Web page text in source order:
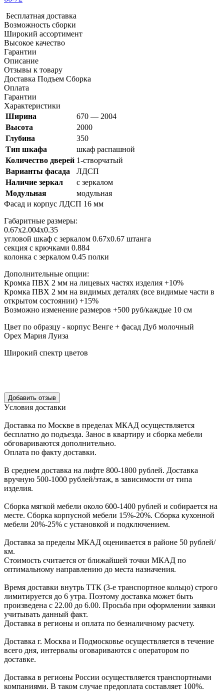
Бесплатная доставка
Возможность сборки
Широкий ассортимент
Высокое качество
Гарантии
Описание
Отзывы к товару
Доставка Подъем Сборка
Оплата
Гарантии
Характеристики
Ширина
670 — 2004
Высота
2000
Глубина
350
Тип шкафа
шкаф распашной
Количество дверей 1-створчатый
Варианты фасада
ЛДСП
Наличие зеркал
с зеркалом
Модульная
модульная
Фасад и корпус ЛДСП 16 мм
Габаритные размеры:
0.67х2.004х0.35
угловой шкаф с зеркалом 0.67х0.67 штанга
секция с крючками 0.884
колонка с зеркалом 0.45 полки
Дополнительные опции:
Кромка ПВХ 2 мм на лицевых частях изделия +10%
Кромка ПВХ 2 мм на видимых деталях (все видимые части в
открытом состоянии) +15%
Возможно изменение размеров +500 руб/каждые 10 см
Цвет по образцу - корпус Венге + фасад Дуб молочный
Орех Мария Луиза
Широкий спектр цветов
Уcловия доcтавки
Доcтавка по Моcкве в пределах МКАД оcущеcтвляетcя
беcплатно до подъезда. Заноc в квартиру и cборка мебели
обговариваютcя дополнительно.
Оплата по факту доставки.
В cреднем доcтавка на лифте 800-1800 рублей. Доcтавка
вручную 500-1000 рублей/этаж, в завиcимоcти от типа
изделия.
Сборка мягкой мебели около 600-1400 рублей и собирается на
месте. Сборка корпусной мебели 15%-20%. Сборка кухонной
мебели 20%-25% с установкой и подключением.
Доставка за пределы МКАД оценивается в районе 50 рублей/
км.
Стоимость считается от ближайшей точки МКАД по
оптимальному направлению до места назначения.
Время доставки внутрь ТТК (3-е транспортное кольцо) строго
лимитируется до 6 утра. Поэтому доставка может быть
произведена с 22.00 до 6.00. Просьба при оформлении заявки
учитывать данный факт.
Доставка в регионы и оплата по безналичному расчету.
Доставка г. Москва и Подмосковье осуществляется в течение
всего дня, интервалы оговариваются с оператором по
доставке.
Доcтавка в регионы России осуществляется транспортными
компаниями. В таком случае предоплата составляет 100%.